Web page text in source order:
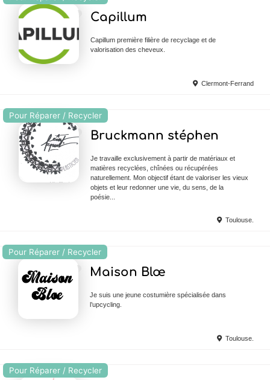
Capillum
Capillum première filière de recyclage et de
valorisation des cheveux.
Clermont-Ferrand
Pour Réparer / Recycler
Bruckmann stéphen
Je travaille exclusivement à partir de matériaux et
matières recyclées, chînées ou récupérées
naturellement. Mon objectif étant de valoriser les vieux
objets et leur redonner une vie, du sens, de la
poésie...
Toulouse.
Pour Réparer / Recycler
Maison Blœ
Je suis une jeune costumière spécialisée dans
l’upcycling.
Toulouse.
Pour Réparer / Recycler